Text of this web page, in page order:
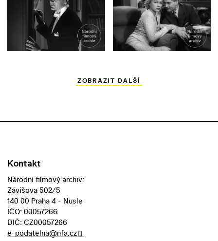
ZOBRAZIT DALŠÍ
Kontakt
Národní filmový archiv:
Závišova 502/5
140 00 Praha 4 - Nusle
IČO: 00057266
DIČ: CZ00057266
e-podatelna@nfa.cz